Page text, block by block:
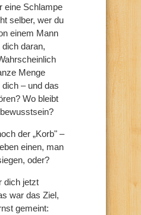
eine Schlampe
selber, wer du
einem Mann
daran,
Menge
– und das
Wo bleibt
der „Korb" –
einen, man
oder?
dich jetzt
war das Ziel,
gemeint: